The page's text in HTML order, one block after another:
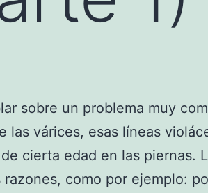
sobre un problema muy
las várices, esas líneas
cierta edad en las piernas.
como por ejemplo: